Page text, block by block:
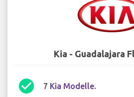
Kia - Guadalajara
check_circle 7 Kia Modelle.